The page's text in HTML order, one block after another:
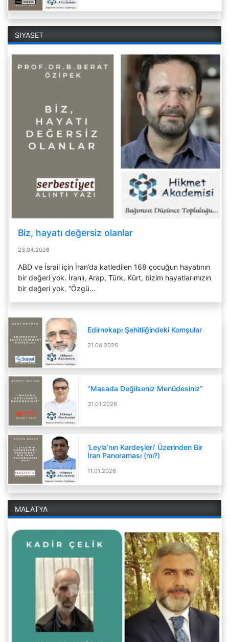
SIYASET
Biz, hayatı değersiz olanlar
23.04.2026
ABD ve İsrail için İran’da katledilen 168 çocuğun hayatının
bir değeri yok. İranlı, Arap, Türk, Kürt, bizim hayatlarımızın
bir değeri yok. “Özgü...
Edirnekapı Şehitliğindeki Komşular
21.04.2026
‘’Masada Değilseniz Menüdesiniz’’
31.01.2026
‘Leyla’nın Kardeşleri’ Üzerinden Bir
İran Panoraması (mı?)
11.01.2026
MALATYA